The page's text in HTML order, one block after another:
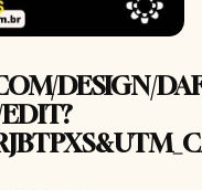
DESIGN/